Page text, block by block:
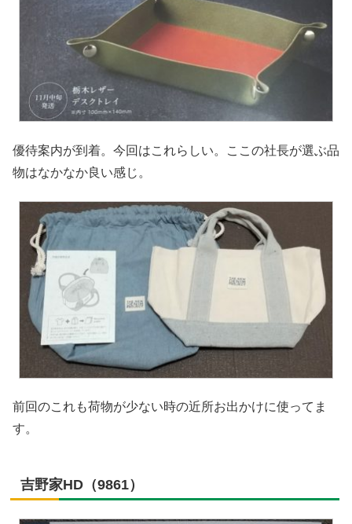
優待案内が到着。今回はこれらしい。ここの社長が選ぶ品
物はなかなか良い感じ。
前回のこれも荷物が少ない時の近所お出かけに使ってま
す。
吉野家HD（9861）